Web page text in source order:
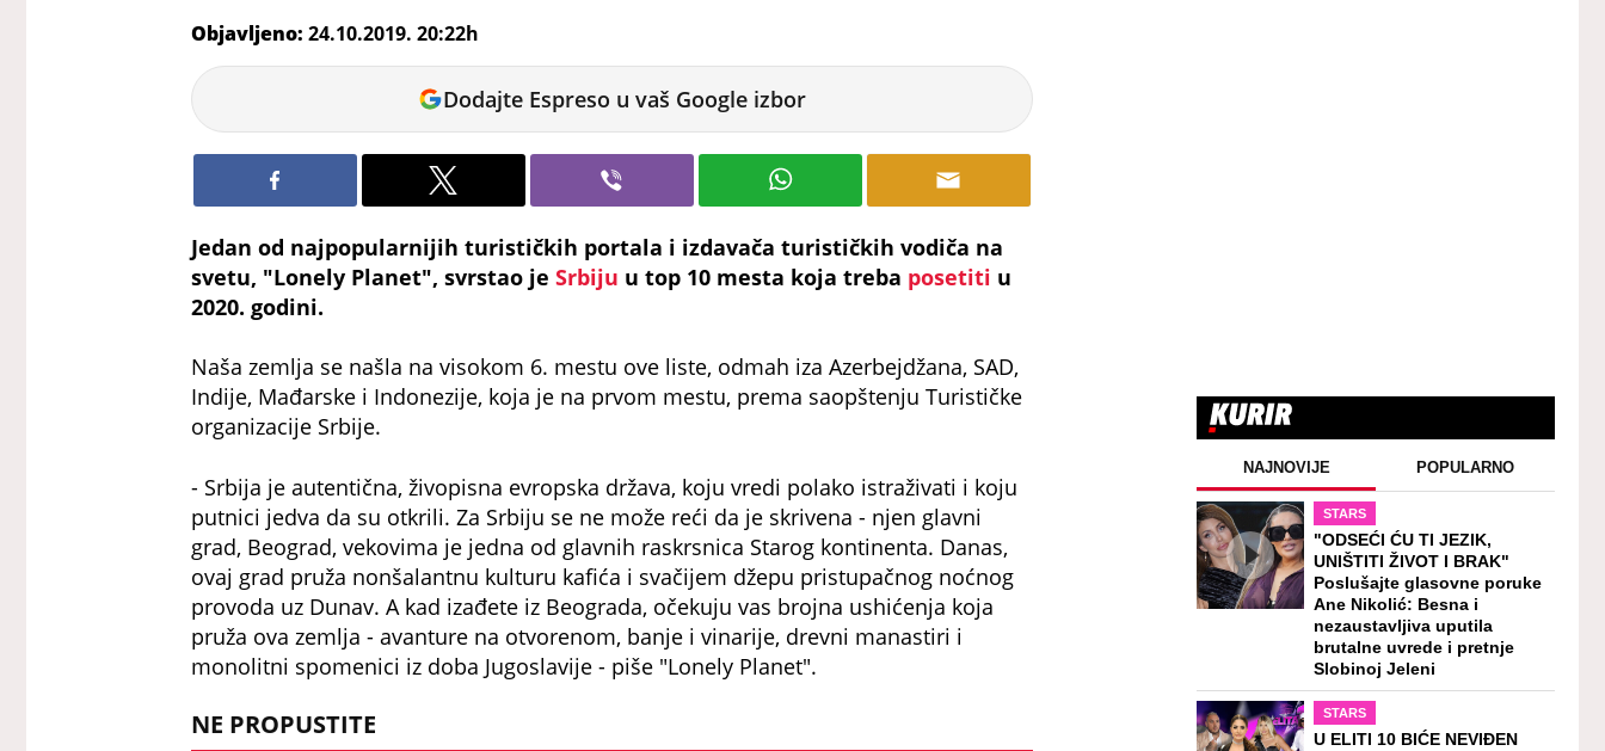
Objavljeno: 24.10.2019. 20:22h
Sara
Belobrkovic
Dodajte Espreso u vaš Google izbor
Jedan od najpopularnijih turističkih portala i izdavača turističkih vodiča na
svetu, "Lonely Planet", svrstao je Srbiju u top 10 mesta koja treba posetiti u
2020. godini.
Naša zemlja se našla na visokom 6. mestu ove liste, odmah iza Azerbejdžana, SAD,
Indije, Mađarske i Indonezije, koja je na prvom mestu, prema saopštenju Turističke
organizacije Srbije.
- Srbija je autentična, živopisna evropska država, koju vredi polako istraživati i koju
putnici jedva da su otkrili. Za Srbiju se ne može reći da je skrivena - njen glavni
grad, Beograd, vekovima je jedna od glavnih raskrsnica Starog kontinenta. Danas,
ovaj grad pruža nonšalantnu kulturu kafića i svačijem džepu pristupačnog noćnog
provoda uz Dunav. A kad izađete iz Beograda, očekuju vas brojna ushićenja koja
pruža ova zemlja - avanture na otvorenom, banje i vinarije, drevni manastiri i
monolitni spomenici iz doba Jugoslavije - piše "Lonely Planet".
NE PROPUSTITE
NAJNOVIJE POPULARNO
STARS
"ODSEĆI ĆU TI JEZIK,
UNIŠTITI ŽIVOT I BRAK"
Poslušajte glasovne poruke
Ane Nikolić: Besna i
nezaustavljiva uputila
brutalne uvrede i pretnje
Slobinoj Jeleni
STARS
U ELITI 10 BIĆE NEVIĐEN